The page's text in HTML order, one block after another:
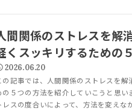
間関係のストレスを解
くスッキリするための
2026.06.20
の記事では、人間関係のストレスを解
の５つの方法を紹介していこうと思い
レスの度合いによって、方法を変えな